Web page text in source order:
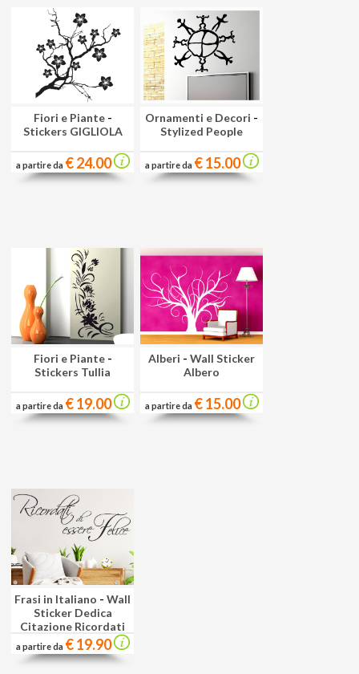
Fiori e Piante -
Stickers GIGLIOLA
a partire da € 24.00
Ornamenti e Decori -
Stylized People
a partire da € 15.00
Fiori e Piante -
Stickers Tullia
a partire da € 19.00
Alberi - Wall Sticker
Albero
a partire da € 15.00
Frasi in Italiano - Wall
Sticker Dedica
Citazione Ricordati
a partire da € 19.90